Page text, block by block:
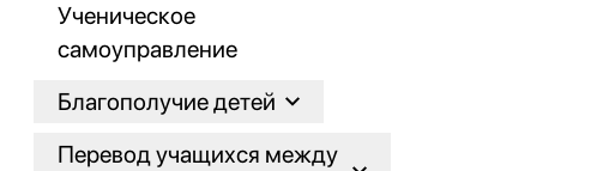
Ученическое
самоуправление
Благополучие детей
Перевод учащихся между